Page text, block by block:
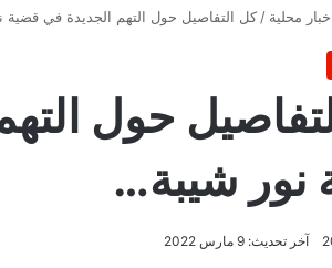
محلية / كل التفاصيل حول التهم الجديدة في قضية
حول
نور شيبة…
آخر تحديث: 9 مارس 2022